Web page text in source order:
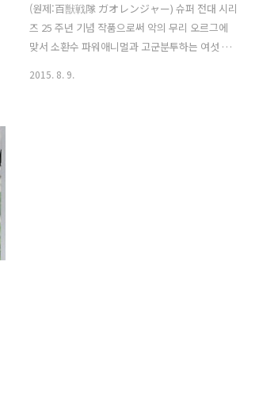
(원제:百獣戦隊 ガオレンジャー) 슈퍼 전대 시리
즈 25 주년 기념 작품으로써 악의 무리 오르그에
맞서 소환수 파워애니멀과 고군분투하는 여섯 전
2015. 8. 9.